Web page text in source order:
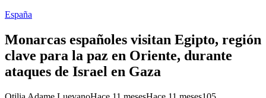
España
Monarcas españoles visitan Egipto, región
clave para la paz en Oriente, durante
ataques de Israel en Gaza